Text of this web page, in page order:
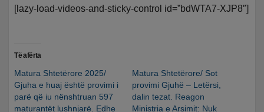
[lazy-load-videos-and-sticky-control id=”bdWTA7-XJP8″]
Të afërta
Matura Shtetërore 2025/
Gjuha e huaj është provimi i
parë që iu nënshtruan 597
maturantët lushnjarë. Edhe
Matura Shtetërore/ Sot
provimi Gjuhë – Letërsi,
dalin tezat. Reagon
Ministria e Arsimit: Nuk